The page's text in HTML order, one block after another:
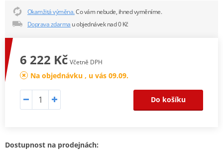
Okamžitá výměna.Co vám nebude, ihned vyměníme.
Doprava zdarma u objednávek nad 0 Kč
6 222 Kč Včetně DPH
Na objednávku , u vás 09.09.
Do košíku
Dostupnost na prodejnách: